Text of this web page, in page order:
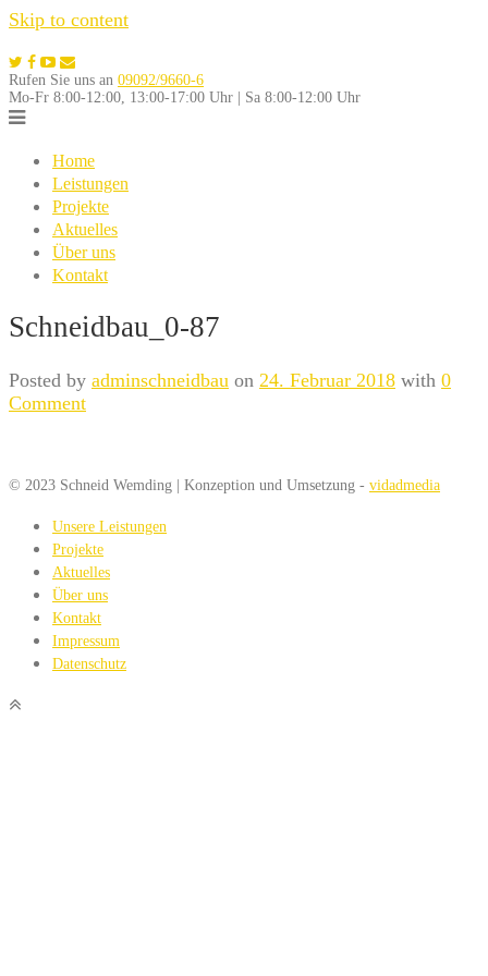
Skip to content
Rufen Sie uns an 09092/9660-6
Mo-Fr 8:00-12:00, 13:00-17:00 Uhr | Sa 8:00-12:00 Uhr
Home
Leistungen
Projekte
Aktuelles
Über uns
Kontakt
Schneidbau_0-87
Posted by adminschneidbau on 24. Februar 2018 with 0
Comment
© 2023 Schneid Wemding | Konzeption und Umsetzung - vidadmedia
Unsere Leistungen
Projekte
Aktuelles
Über uns
Kontakt
Impressum
Datenschutz